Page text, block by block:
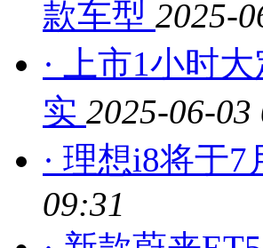
款车型 2025-
· 上市1小时
实 2025-06-03
· 理想i8将于
09:31